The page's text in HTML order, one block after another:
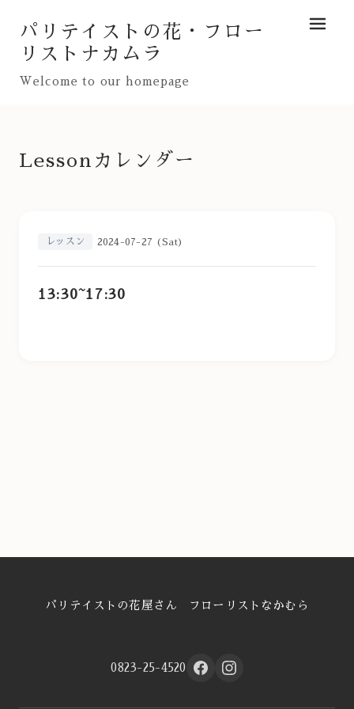
パリテイストの花・フロー
リストナカムラ
Welcome to our homepage
メニュ
Lessonカレンダー
レッスン 2024-07-27 (Sat)
13:30~17:30
パリテイストの花屋さん フローリストなかむら
0823-25-4520